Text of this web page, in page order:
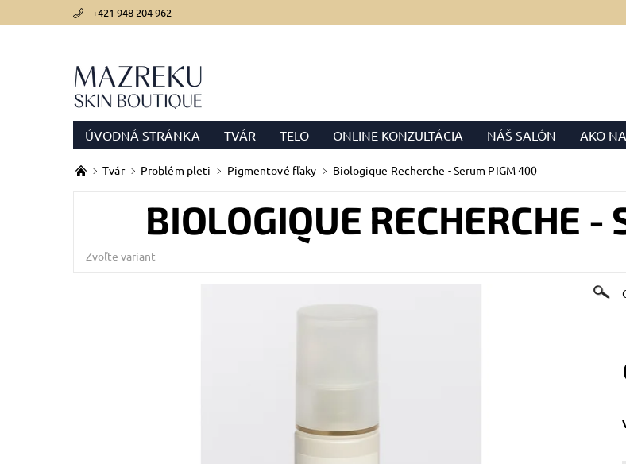
+421 948 204 962
ÚVODNÁ STRÁNKA TVÁR TELO ONLINE KONZULTÁCIA NÁŠ SALÓN
AKO
PODMIENKY OCHRANY OSOBNÝCH ÚDAJOV
OBCHODNÉ PODMIENKY
Tvár Problém pleti Pigmentové fľaky Biologique Recherche - Serum PIGM 400
BIOLOGIQUE RECHERCHE
Zvoľte variant